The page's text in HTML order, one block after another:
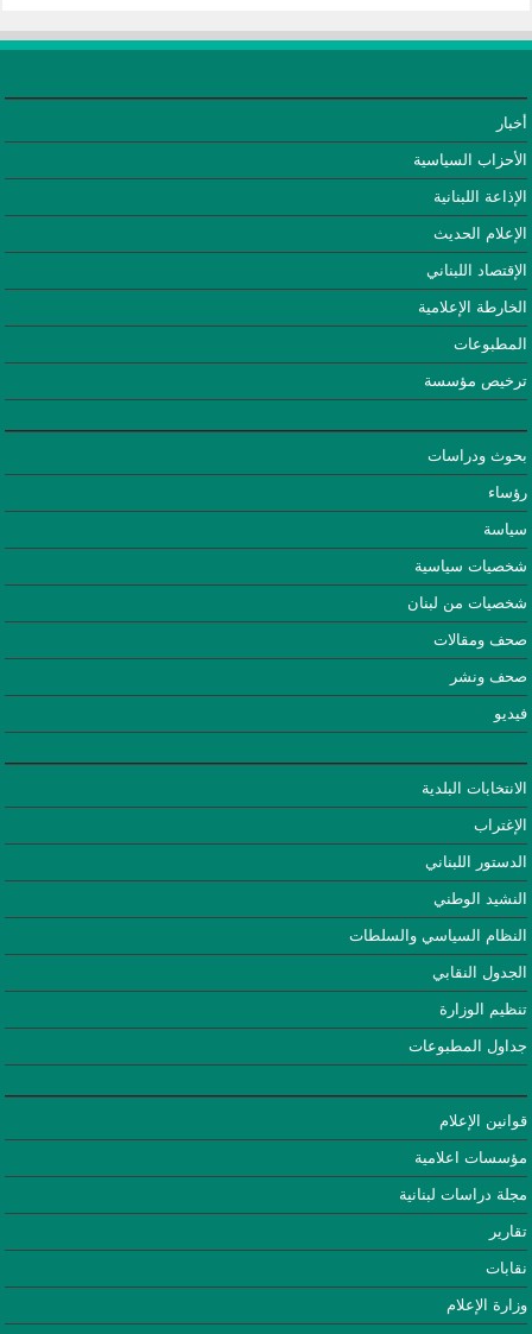
أخبار
الأحزاب السياسية
الإذاعة اللبنانية
الإعلام الحديث
الإقتصاد اللبناني
الخارطة الإعلامية
المطبوعات
ترخيص مؤسسة
بحوث ودراسات
رؤساء
سياسة
شخصيات سياسية
شخصيات من لبنان
صحف ومقالات
صحف ونشر
فيديو
الانتخابات البلدية
الإغتراب
الدستور اللبناني
النشيد الوطني
النظام السياسي والسلطات
الجدول النقابي
تنظيم الوزارة
جداول المطبوعات
قوانين الإعلام
مؤسسات اعلامية
مجلة دراسات لبنانية
تقارير
نقابات
وزارة الإعلام